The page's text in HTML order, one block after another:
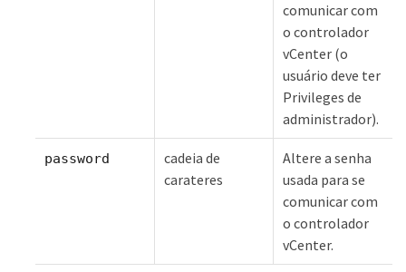
comunicar com
o controlador
vCenter (o
usuário deve ter
Privileges de
administrador).
password
cadeia de
carateres
Altere a senha
usada para se
comunicar com
o controlador
vCenter.